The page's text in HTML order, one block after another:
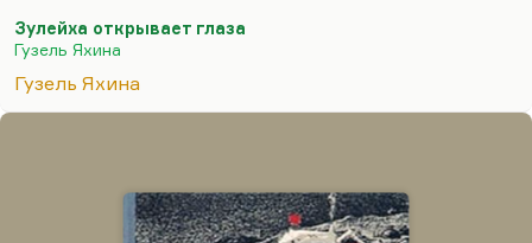
позиции национализма, и с позиции
антиисторизма. Я не могу сейчас ее критиковать,
сейчас она под ударом, но одно могу сказать с
фактам нет консенсуса, по элементарным вещам,
Зулейха открывает глаза
Гузель Яхина
Гузель Яхина